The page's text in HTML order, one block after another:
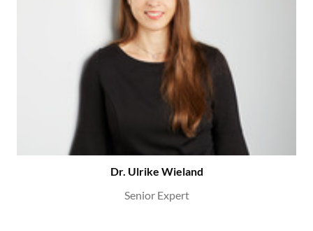
Dr. Ulrike Wieland
Senior Expert